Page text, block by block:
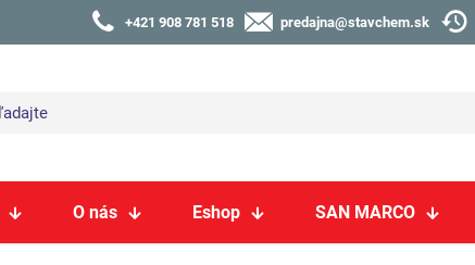
+421 908 781 518 predajna@stavchem.sk
O nás Eshop SAN MARCO